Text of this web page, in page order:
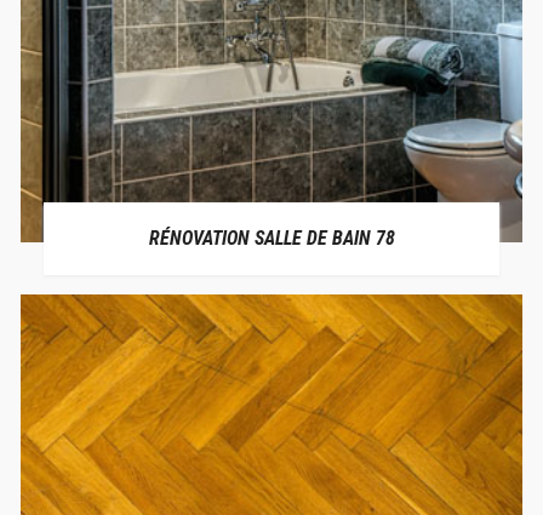
RÉNOVATION SALLE DE BAIN 78